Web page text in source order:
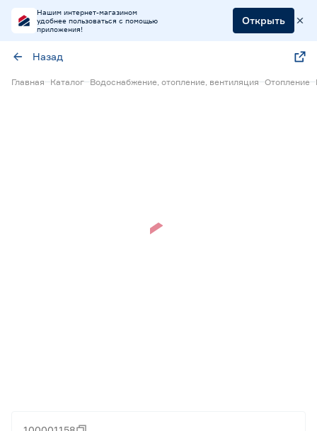
Нашим интернет-магазином
удобнее пользоваться с помощью
приложения!
Открыть
Назад
Главная Каталог Водоснабжение, отопление, вентиляция Отопление